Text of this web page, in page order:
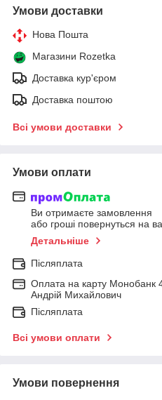
Умови доставки
Нова Пошта
Магазини Rozetka
Доставка кур'єром
Доставка поштою
Всі умови доставки
Умови оплати
Ви отримаєте замовлення
або гроші повернуться на
Детальніше
Післяплата
Оплата на карту Монобанк
Андрій Михайлович
Післяплата
Всі умови оплати
Умови повернення